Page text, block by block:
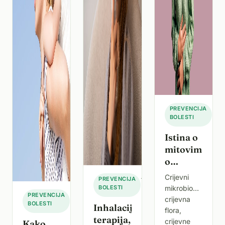
PREVENCIJA
BOLESTI
PREVENCIJA
BOLESTI
·
prosinca
Inhalacijska
terapija,
PREVENCIJA
BOLESTI
Istina o
mitovima
o
crijevnom
mikrobiomu
Crijevni
mikrobiom,
crijevna
flora,
crijevne